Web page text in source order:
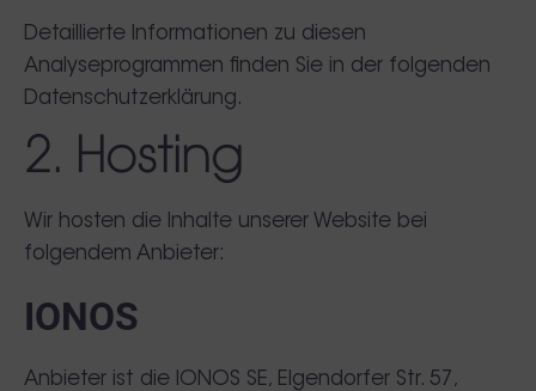
Detaillierte Informationen zu diesen
Analyseprogrammen finden Sie in der folgenden
Datenschutzerklärung.
2. Hosting
Wir hosten die Inhalte unserer Website bei
folgendem Anbieter:
IONOS
Anbieter ist die IONOS SE, Elgendorfer Str. 57,